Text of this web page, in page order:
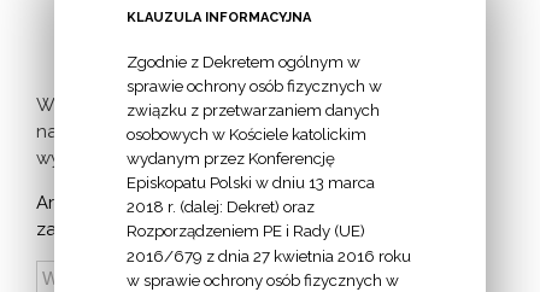
milczącej [...]
Więcej
nadchodzących
wydarzeń >
Archiwum
zapowiedzi:
KLAUZULA INFORMACYJNA
Zgodnie z Dekretem ogólnym w
sprawie ochrony osób fizycznych w
związku z przetwarzaniem danych
osobowych w Kościele katolickim
wydanym przez Konferencję
Episkopatu Polski w dniu 13 marca
2018 r. (dalej: Dekret) oraz
Rozporządzeniem PE i Rady (UE)
2016/679 z dnia 27 kwietnia 2016 roku
w sprawie ochrony osób fizycznych w